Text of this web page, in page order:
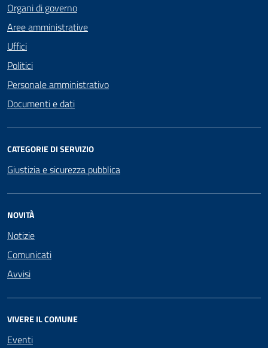
Organi di governo
Aree amministrative
Uffici
Politici
Personale amministrativo
Documenti e dati
CATEGORIE DI SERVIZIO
Giustizia e sicurezza pubblica
NOVITÀ
Notizie
Comunicati
Avvisi
VIVERE IL COMUNE
Eventi